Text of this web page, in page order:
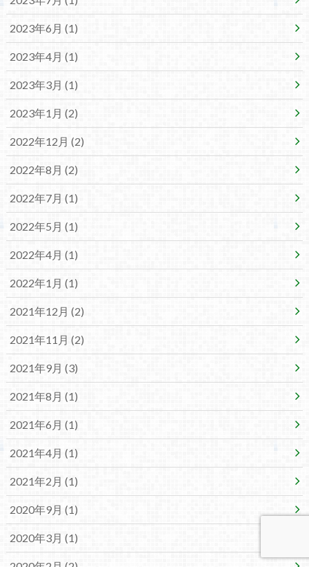
2023年6月 (1)
2023年4月 (1)
2023年3月 (1)
2023年1月 (2)
2022年12月 (2)
2022年8月 (2)
2022年7月 (1)
2022年5月 (1)
2022年4月 (1)
2022年1月 (1)
2021年12月 (2)
2021年11月 (2)
2021年9月 (3)
2021年8月 (1)
2021年6月 (1)
2021年4月 (1)
2021年2月 (1)
2020年9月 (1)
2020年3月 (1)